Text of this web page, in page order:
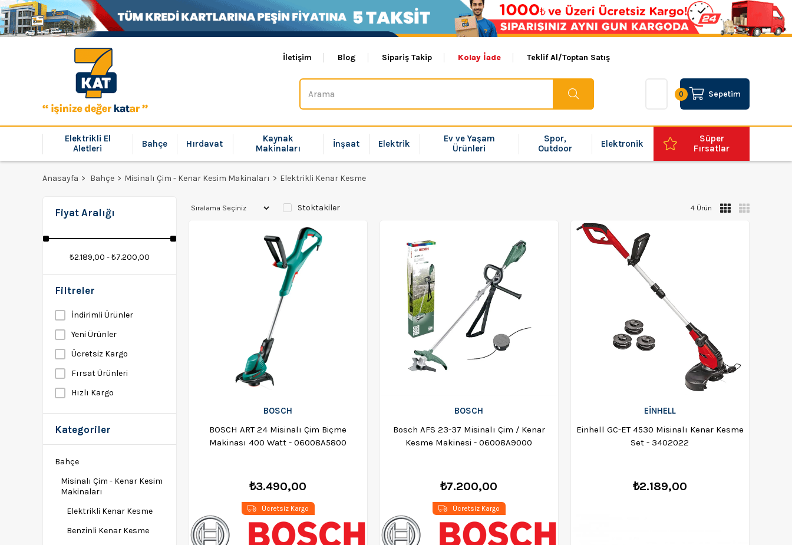
İletişim Blog Sipariş Takip Kolay İade Teklif Al/Toptan Satış
Sepetim
0
Elektrikli El
Aletleri
Bahçe Hırdavat
Kaynak
Makinaları
İnşaat Elektrik
Ev ve Yaşam
Ürünleri
Spor,
Outdoor
Elektronik
Süper
Fırsatlar
Anasayfa Bahçe Misinalı Çim - Kenar Kesim Makinaları Elektrikli Kenar Kesme
Fiyat Aralığı
₺2.189,00 - ₺7.200,00
Filtreler
İndirimli Ürünler
Yeni Ürünler
Ücretsiz Kargo
Fırsat Ürünleri
Hızlı Kargo
Kategoriler
Bahçe
Misinalı Çim - Kenar Kesim
Makinaları
Elektrikli Kenar Kesme
Benzinli Kenar Kesme
Stoktakiler 4 Ürün
BOSCH
BOSCH ART 24 Misinalı Çim Biçme
Makinası 400 Watt - 06008A5800
₺3.490,00
Ücretsiz Kargo
BOSCH
Bosch AFS 23-37 Misinalı Çim / Kenar
Kesme Makinesi - 06008A9000
₺7.200,00
Ücretsiz Kargo
EİNHELL
Einhell GC-ET 4530 Misinalı Kenar Kesme
Set - 3402022
₺2.189,00